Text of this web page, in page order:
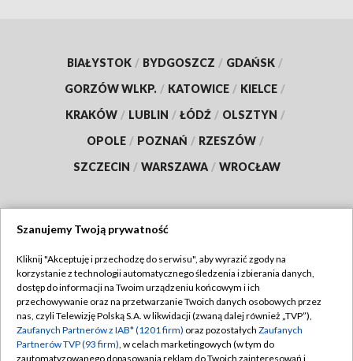
BIAŁYSTOK / BYDGOSZCZ / GDAŃSK /
GORZÓW WLKP. / KATOWICE / KIELCE /
KRAKÓW / LUBLIN / ŁÓDŹ / OLSZTYN /
OPOLE / POZNAŃ / RZESZÓW /
SZCZECIN / WARSZAWA / WROCŁAW
TVP
Abonament TVP
Emisja w TVP
Centrum informacji TVP
Regulamin TVP
Polityka prywatności
Moje zgody
Szanujemy Twoją prywatność
Kliknij "Akceptuję i przechodzę do serwisu", aby wyrazić zgody na
korzystanie z technologii automatycznego śledzenia i zbierania danych,
dostęp do informacji na Twoim urządzeniu końcowym i ich
przechowywanie oraz na przetwarzanie Twoich danych osobowych przez
nas, czyli Telewizję Polską S.A. w likwidacji (zwaną dalej również „TVP”),
Zaufanych Partnerów z IAB* (1201 firm) oraz pozostałych Zaufanych
Partnerów TVP (93 firm), w celach marketingowych (w tym do
zautomatyzowanego dopasowania reklam do Twoich zainteresowań i